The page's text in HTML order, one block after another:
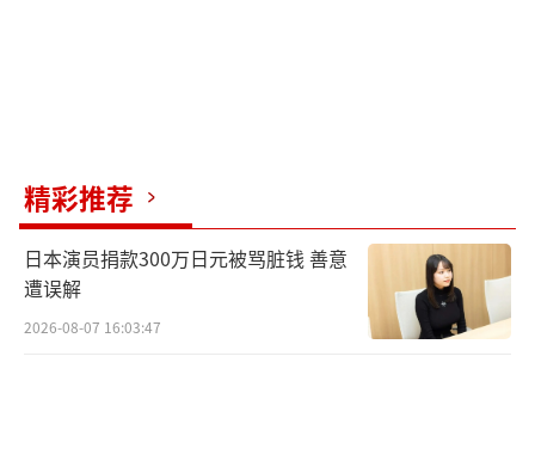
精彩推荐
日本演员捐款300万日元被骂脏钱 善意
遭误解
2026-08-07 16:03:47